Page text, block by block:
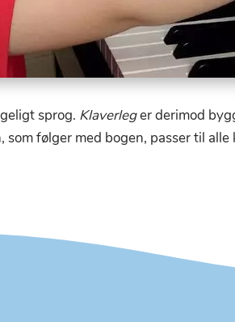
sprog. Klaverleger derimod
følger med bogen, passer til